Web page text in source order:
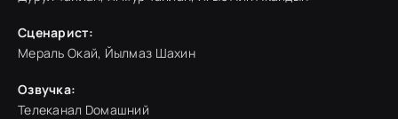
Сценарист:
Мераль Окай, Йылмаз Шахин
Озвучка:
Телеканал Dомашний